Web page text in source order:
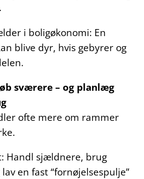
i boligøkonomi: En
blive dyr, hvis gebyrer og
sværere – og planlæg
ofte mere om rammer
Handl sjældnere, brug
en fast “fornøjelsespulje”